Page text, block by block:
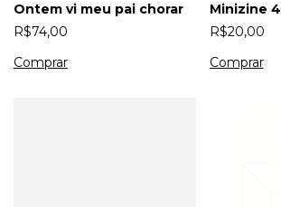
Ontem vi meu pai chorar
R$74,00
Minizine 4
R$20,00